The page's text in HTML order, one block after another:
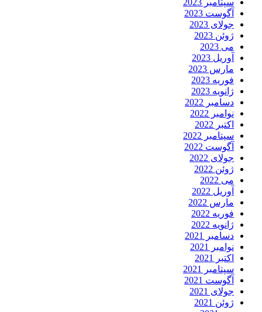
سپتامبر 2023
آگوست 2023
جولای 2023
ژوئن 2023
می 2023
آوریل 2023
مارس 2023
فوریه 2023
ژانویه 2023
دسامبر 2022
نوامبر 2022
اکتبر 2022
سپتامبر 2022
آگوست 2022
جولای 2022
ژوئن 2022
می 2022
آوریل 2022
مارس 2022
فوریه 2022
ژانویه 2022
دسامبر 2021
نوامبر 2021
اکتبر 2021
سپتامبر 2021
آگوست 2021
جولای 2021
ژوئن 2021